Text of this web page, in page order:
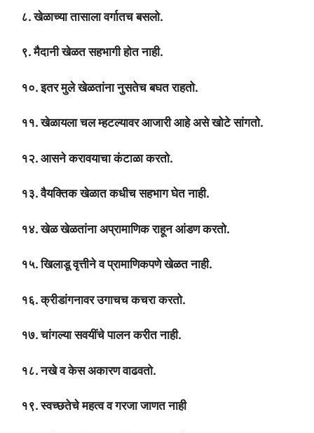
८. खेळाच्या तासाला वर्गातच बसलो.
९. मैदानी खेळत सहभागी होत नाही.
१०. इतर मुले खेळतांना नुसतेच बघत राहतो.
११. खेळायला चल म्हटल्यावर आजारी आहे असे खोटे सांगतो.
१२. आसने करावयाचा कंटाळा करतो.
१३. वैयक्तिक खेळात कधीच सहभाग घेत नाही.
१४. खेळ खेळतांना अप्रामाणिक राहून आंडण करतो.
१५. खिलाडू वृत्तीने व प्रामाणिकपणे खेळत नाही.
१६. क्रीडांगनावर उगाचच कचरा करतो.
१७. चांगल्या सवयींचे पालन करीत नाही.
१८. नखे व केस अकारण वाढवतो.
१९. स्वच्छतेचे महत्व व गरजा जाणत नाही